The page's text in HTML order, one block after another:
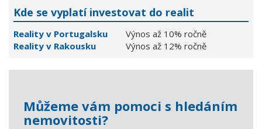
Kde se vyplatí investovat do realit
Reality v Portugalsku
Výnos až 10% ročně
Reality v Rakousku
Výnos až 12% ročně
Můžeme vám pomoci s hledáním
nemovitosti?